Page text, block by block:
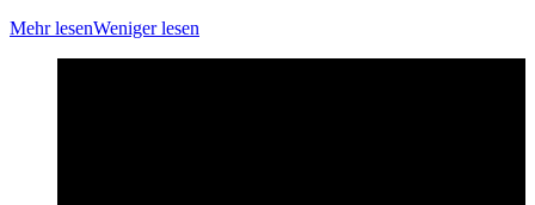
Mehr lesenWeniger lesen